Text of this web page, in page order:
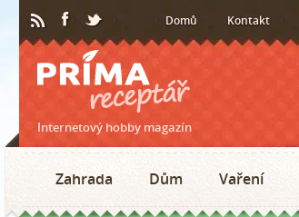
Domů Kontakt
Internetový hobby magazín
Zahrada Dům Vaření